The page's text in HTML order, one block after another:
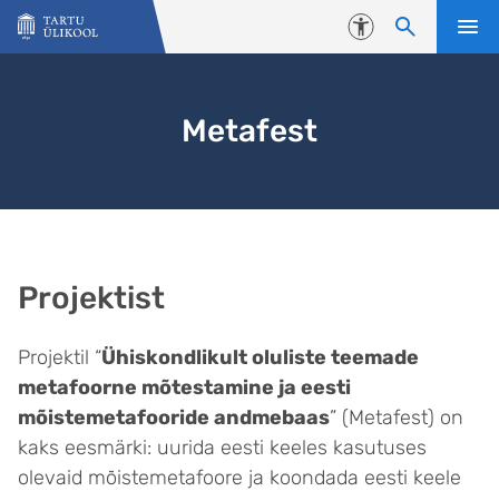
Liigu edasi põhisisu juurde
Juurdepääsetavus
Metafest
Projektist
Projektil “Ühiskondlikult oluliste teemade
metafoorne mõtestamine ja eesti
mõistemetafooride andmebaas” (Metafest) on
kaks eesmärki: uurida eesti keeles kasutuses
olevaid mõistemetafoore ja koondada eesti keele